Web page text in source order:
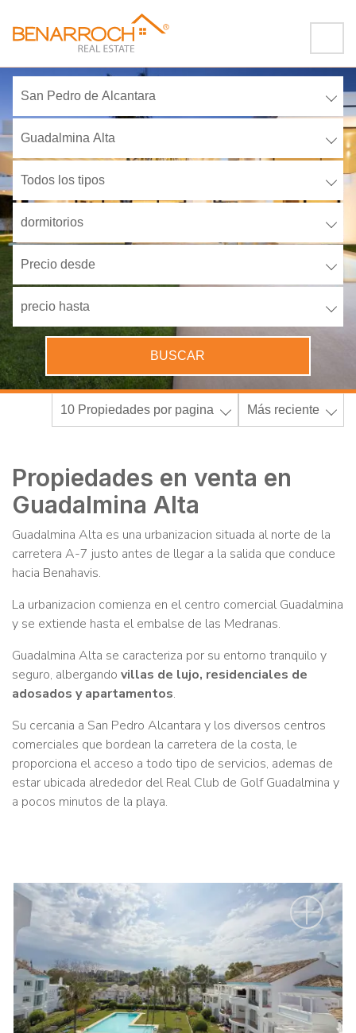
San Pedro de Alcantara
Guadalmina Alta
Todos los tipos
dormitorios
Precio desde
precio hasta
BUSCAR
10 Propiedades por pagina Más reciente
Propiedades en venta en
Guadalmina Alta
Guadalmina Alta es una urbanizacion situada al norte de la
carretera A-7 justo antes de llegar a la salida que conduce
hacia Benahavis.
La urbanizacion comienza en el centro comercial Guadalmina
y se extiende hasta el embalse de las Medranas.
Guadalmina Alta se caracteriza por su entorno tranquilo y
seguro, albergando villas de lujo, residenciales de
adosados y apartamentos.
Su cercania a San Pedro Alcantara y los diversos centros
comerciales que bordean la carretera de la costa, le
proporciona el acceso a todo tipo de servicios, ademas de
estar ubicada alrededor del Real Club de Golf Guadalmina y
a pocos minutos de la playa.